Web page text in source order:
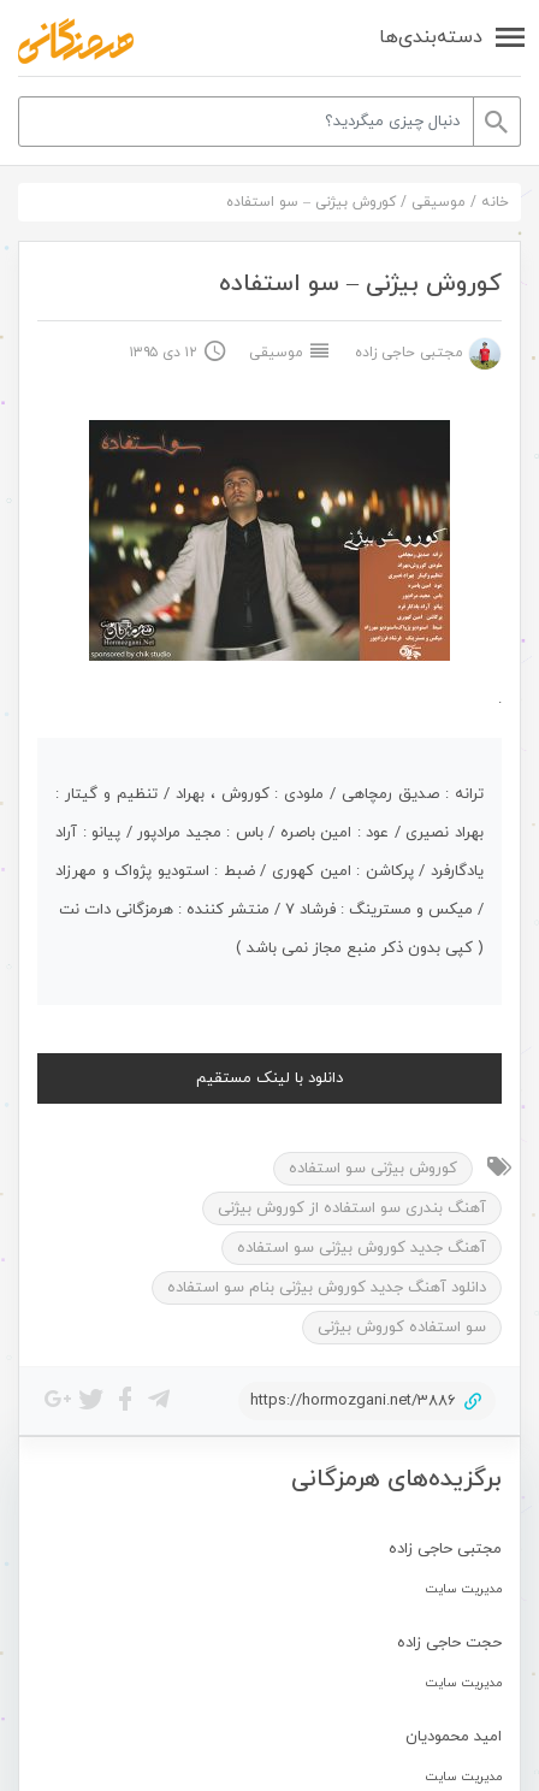
دسته‌بندی‌ها
برگزیده‌های هرمزگانی
مجتبی حاجی زاده
مدیریت سایت
حجت حاجی زاده
مدیریت سایت
امید محمودیان
مدیریت سایت
خانه / موسیقی / کوروش بیژنی – سو استفاده
کوروش بیژنی – سو استفاده
مجتبی حاجی زاده موسیقی ۱۲ دی ۱۳۹۵
.
ترانه : صدیق رمچاهی / ملودی : کوروش ، بهراد / تنظیم و گیتار :
بهراد نصیری / عود : امین باصره / باس : مجید مرادپور / پیانو : آراد
یادگارفرد / پرکاشن : امین کهوری / ضبط : استودیو پژواک و مهرزاد
/ میکس و مسترینگ : فرشاد 7 / منتشر کننده : هرمزگانی دات نت
( کپی بدون ذکر منبع مجاز نمی باشد )
دانلود با لینک مستقیم
کوروش بیژنی سو استفاده
آهنگ بندری سو استفاده از کوروش بیژنی
آهنگ جدید کوروش بیژنی سو استفاده
دانلود آهنگ جدید کوروش بیژنی بنام سو استفاده
سو استفاده کوروش بیژنی
https://hormozgani.net/3886